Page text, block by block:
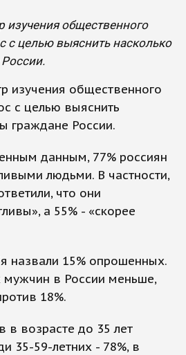
изучения общественного
с целью выяснить насколько
изучения общественного
с целью выяснить
граждане России.
данным, 77% россиян
людьми. В частности,
что они
а 55% - «скорее
назвали 15% опрошенных.
мужчин в России меньше,
18%.
в возрасте до 35 лет
35-59-летних - 78%, в